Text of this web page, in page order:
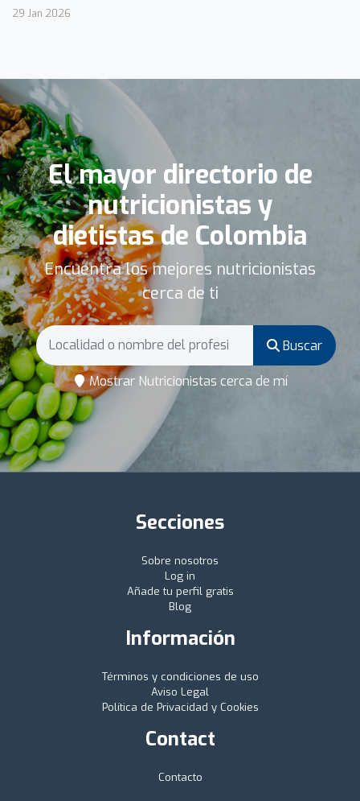
29 Jan 2026
El mayor directorio de
nutricionistas y
dietistas de Colombia
Encuentra los mejores nutricionistas
cerca de ti
Buscar
Mostrar Nutricionistas cerca de mí
Secciones
Sobre nosotros
Log in
Añade tu perfil gratis
Blog
Información
Términos y condiciones de uso
Aviso Legal
Política de Privacidad y Cookies
Contact
Contacto